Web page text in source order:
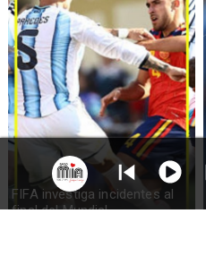
FIFA investiga incidentes al
final del Mundial